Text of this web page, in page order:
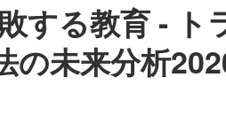
する教育 - ト
の未来分析